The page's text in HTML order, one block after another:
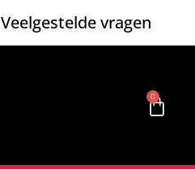
Veelgestelde vragen
0